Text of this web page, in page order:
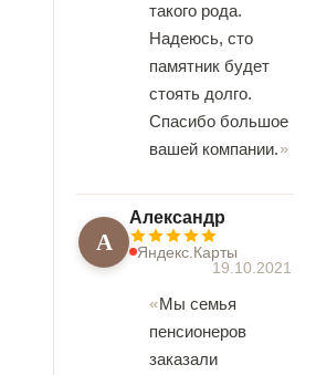
такого рода.
Надеюсь, сто
памятник будет
стоять долго.
Спасибо большое
вашей компании.
А
Александр
Яндекс.Карты
19.10.2021
Мы семья
пенсионеров
заказали